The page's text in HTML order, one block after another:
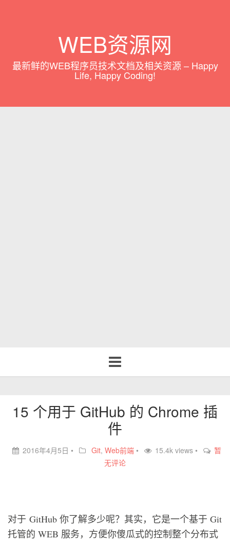
WEB资源网
最新鲜的WEB程序员技术文档及相关资源 – Happy
Life, Happy Coding!
navigation
15 个用于 GitHub 的 Chrome 插
件
2016年4月5日 • Git, Web前端 • 15.4k views •
暂
无评论
对于 GitHub 你了解多少呢？其实，它是一个基于 Git
托管的 WEB 服务，方便你傻瓜式的控制整个分布式